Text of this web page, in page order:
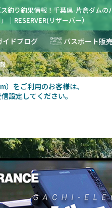
釣り釣果情報！千葉県-片倉ダムの
｜RESERVER(リザーバー）
イドブログ バスボート販売
をご利用のお客様は、
設定してください。